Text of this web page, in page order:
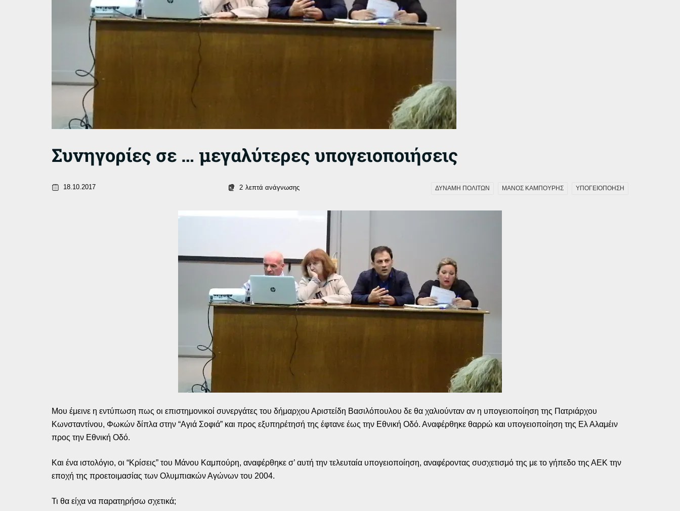
Συνηγορίες σε … μεγαλύτερες υπογειοποιήσεις
18.10.2017 2 λεπτά ανάγνωσης ΔΥΝΑΜΗ ΠΟΛΙΤΩΝ ΜΑΝΟΣ ΚΑΜΠΟΥΡΗΣ ΥΠΟΓΕΙΟΠΟΗΣΗ
Μου έμεινε η εντύπωση πως οι επιστημονικοί συνεργάτες του δήμαρχου Αριστείδη Βασιλόπουλου δε θα χαλιούνταν αν η υπογειοποίηση της Πατριάρχου
Κωνσταντίνου, Φωκών δίπλα στην “Αγιά Σοφιά” και προς εξυπηρέτησή της έφτανε έως την Εθνική Οδό. Αναφέρθηκε θαρρώ και υπογειοποίηση της Ελ Αλαμέιν
προς την Εθνική Οδό.
Και ένα ιστολόγιο, οι “Κρίσεις” του Μάνου Καμπούρη, αναφέρθηκε σ’ αυτή την τελευταία υπογειοποίηση, αναφέροντας συσχετισμό της με το γήπεδο της ΑΕΚ την
εποχή της προετοιμασίας των Ολυμπιακών Αγώνων του 2004.
Τι θα είχα να παρατηρήσω σχετικά;